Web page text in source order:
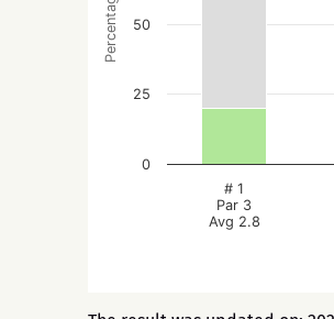
Percentage
# 1
Par 3
Avg 2.8
0
25
50